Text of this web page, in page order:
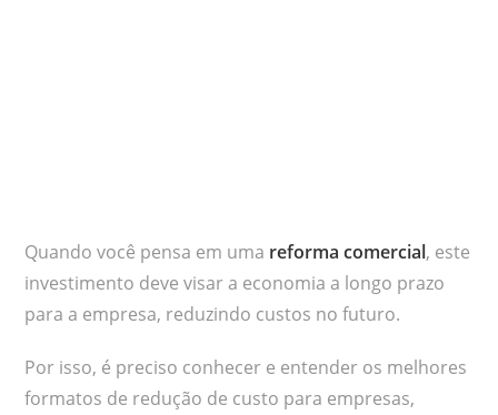
Quando você pensa em uma reforma comercial, este
investimento deve visar a economia a longo prazo
para a empresa, reduzindo custos no futuro.
Por isso, é preciso conhecer e entender os melhores
formatos de redução de custo para empresas,